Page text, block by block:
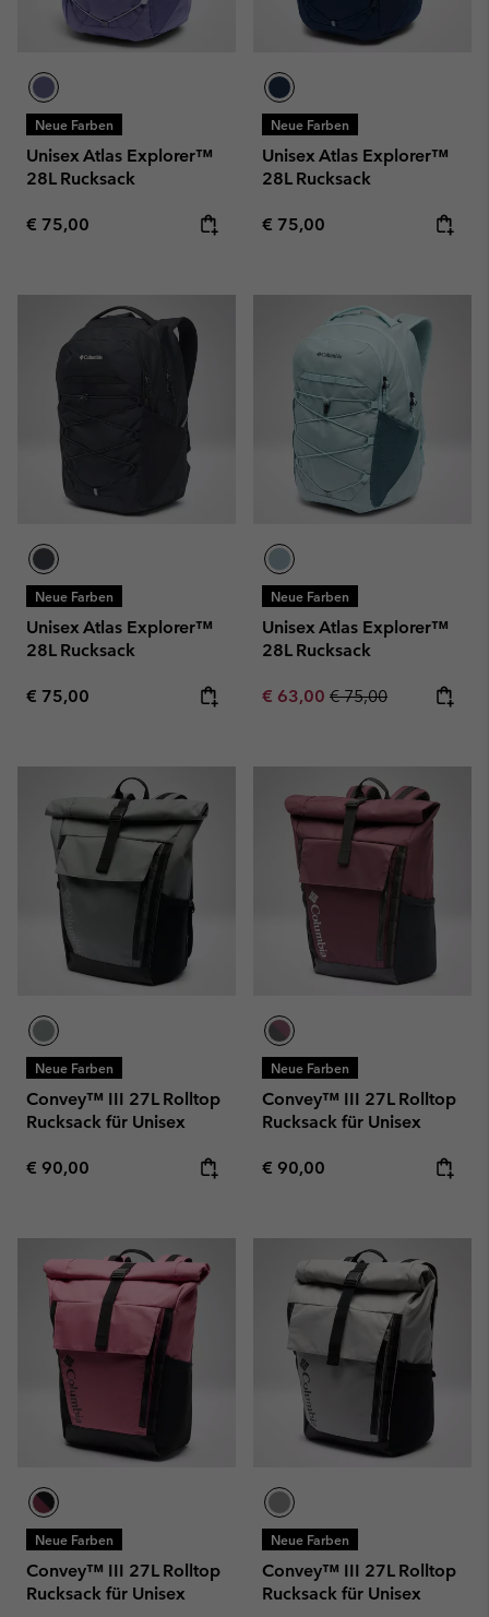
Neue Farben
Unisex Atlas Explorer™
28L Rucksack
Regular price:
€ 75,00
Neue Farben
Unisex Atlas Explorer™
28L Rucksack
Regular price:
€ 75,00
Neue Farben
Unisex Atlas Explorer™
28L Rucksack
Regular price:
€ 75,00
Neue Farben
Unisex Atlas Explorer™
28L Rucksack
Sale price:
€ 63,00 Regular price:
€ 75,00
Neue Farben
Convey™ III 27L Rolltop
Rucksack für Unisex
Regular price:
€ 90,00
Neue Farben
Convey™ III 27L Rolltop
Rucksack für Unisex
Regular price:
€ 90,00
Neue Farben
Convey™ III 27L Rolltop
Rucksack für Unisex
Neue Farben
Convey™ III 27L Rolltop
Rucksack für Unisex